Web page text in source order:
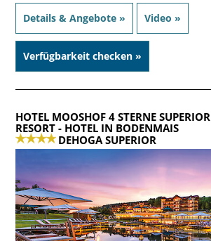
Details & Angebote » Video »
Verfügbarkeit checken »
HOTEL MOOSHOF 4 STERNE
RESORT- HOTEL IN BODENMAIS
DEHOGA SUPERIOR